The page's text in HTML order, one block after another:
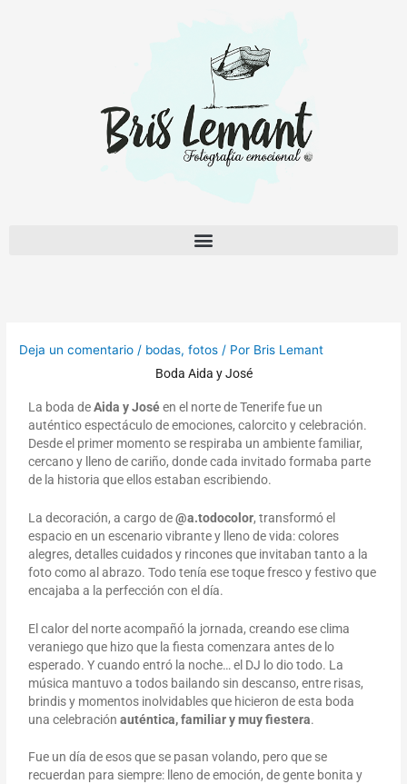
Deja un comentario / bodas,fotos / Por Bris Lemant
Boda Aida y José
La boda deAida y Joséen el norte de Tenerife fue un
auténtico espectáculo de emociones, calorcito y celebración.
Desde el primer momento se respiraba un ambiente familiar,
cercano y lleno de cariño, donde cada invitado formaba parte
de la historia que ellos estaban escribiendo.
La decoración, a cargo de@a.todocolor, transformó el
espacio en un escenario vibrante y lleno de vida: colores
alegres, detalles cuidados y rincones que invitaban tanto a la
foto como al abrazo. Todo tenía ese toque fresco y festivo que
encajaba a la perfección con el día.
El calor del norte acompañó la jornada, creando ese clima
veraniego que hizo que la fiesta comenzara antes de lo
esperado. Y cuando entró la noche… el DJ lo dio todo. La
música mantuvo a todos bailando sin descanso, entre risas,
brindis y momentos inolvidables que hicieron de esta boda
una celebraciónauténtica, familiar y muy fiestera.
Fue un día de esos que se pasan volando, pero que se
recuerdan para siempre: lleno de emoción, de gente bonita y